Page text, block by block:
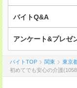
バイトQ&A
アンケート&プレゼ
バイトTOP 関東 東京
初めてでも安心の介護